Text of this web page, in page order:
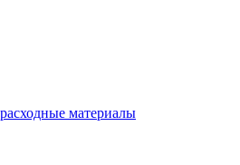
материалы